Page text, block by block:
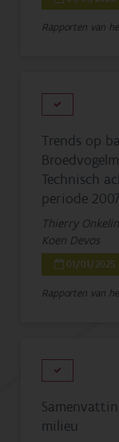
Rapporten van
Trends op
Technisch
periode
Thierry
Koen Devos
01/01/2025
Rapporten van
milieu